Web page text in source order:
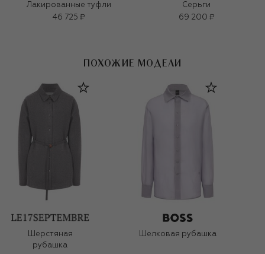
Лакированные туфли
46 725 ₽
Серьги
69 200 ₽
ПОХОЖИЕ МОДЕЛИ
Шерстяная
рубашка
Шелковая рубашка